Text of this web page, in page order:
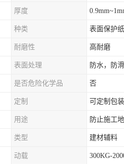
厚度
种类 表面保护纸
耐磨性 高耐磨
表面处理 防水，防滑
是否危险化学品 否
定制 可定制包
用途 防止施工
类型 建材辅料
动载 300KG-